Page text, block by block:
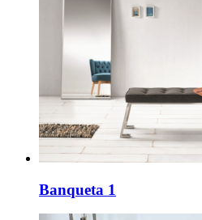
Banqueta 1